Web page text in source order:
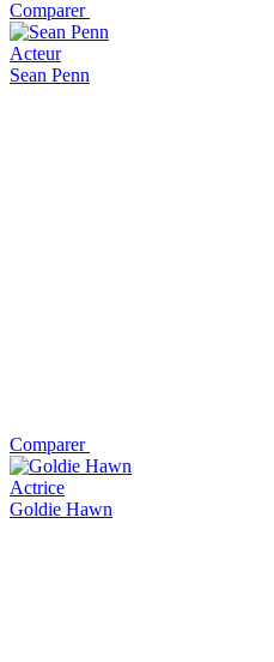
Comparer
Acteur
Sean Penn
Comparer
Actrice
Goldie Hawn